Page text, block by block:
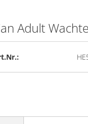
vergessen?
Adult